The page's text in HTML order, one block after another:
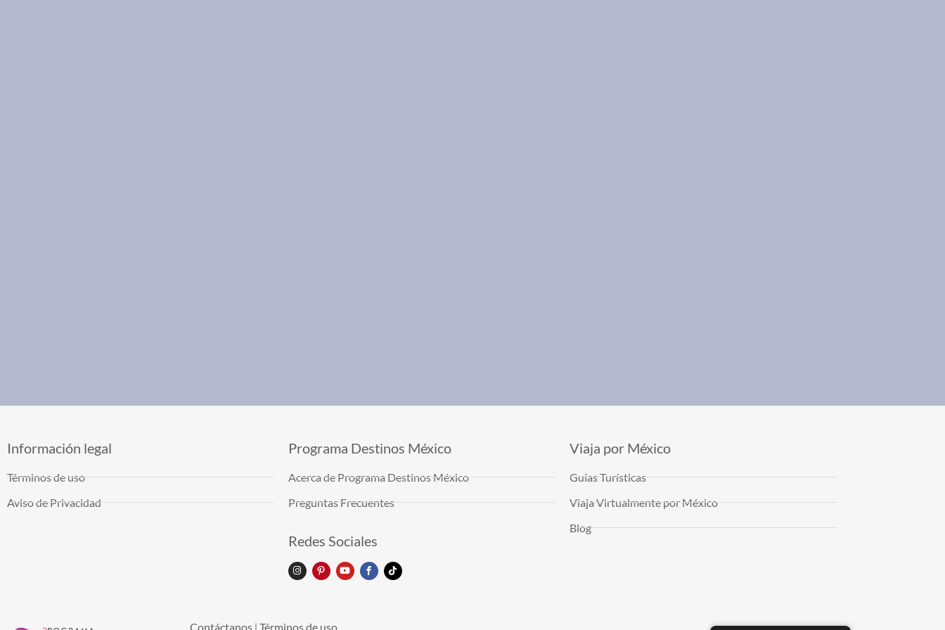
Información legal
Términos de uso
Aviso de Privacidad
Programa Destinos México
Acerca de Programa Destinos México
Preguntas Frecuentes
Redes Sociales
Viaja por México
Guías Turísticas
Viaja Virtualmente por México
Blog
Contáctanos Términos de uso